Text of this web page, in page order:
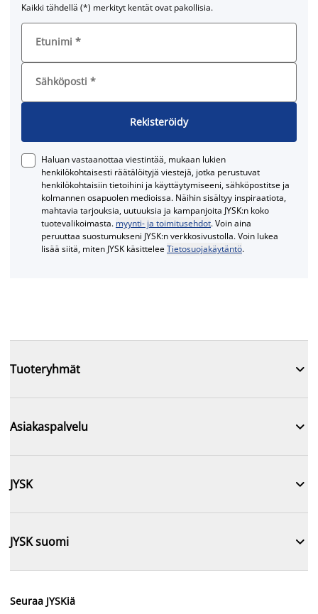
Kaikki tähdellä (*) merkityt kentät ovat pakollisia.
Etunimi *
Sähköposti *
Rekisteröidy
Haluan vastaanottaa viestintää, mukaan lukien
henkilökohtaisesti räätälöityjä viestejä, jotka perustuvat
henkilökohtaisiin tietoihini ja käyttäytymiseeni, sähköpostitse ja
kolmannen osapuolen medioissa. Näihin sisältyy inspiraatiota,
mahtavia tarjouksia, uutuuksia ja kampanjoita JYSK:n koko
tuotevalikoimasta. myynti- ja toimitusehdot. Voin aina
peruuttaa suostumukseni JYSK:n verkkosivustolla. Voin lukea
lisää siitä, miten JYSK käsitteleeTietosuojakäytäntö.
Tuoteryhmät 
Asiakaspalvelu 
JYSK 
JYSK suomi 
Seuraa JYSKiä